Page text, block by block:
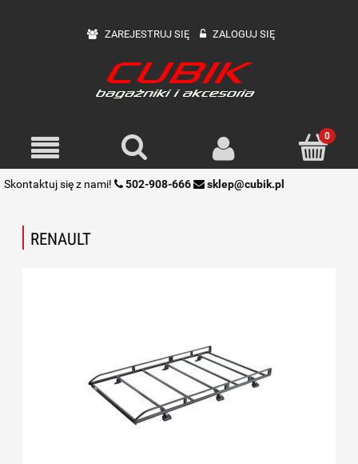
ZAREJESTRUJ SIĘ ZALOGUJ SIĘ
Skontaktuj się z nami! 502-908-666 sklep@cubik.pl
RENAULT